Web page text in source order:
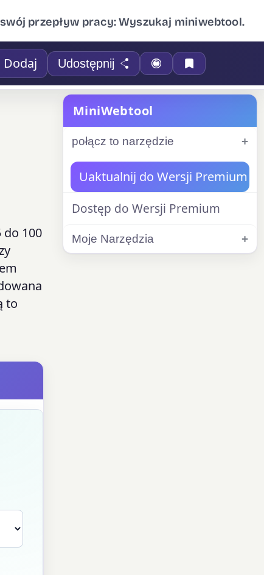
przepływ pracy: Wyszukaj miniwebtool.
Dodaj Udostępnij
do 100
to
MiniWebtool
połącz to narzędzie
Uaktualnij do Wersji Premium
Dostęp do Wersji Premium
Moje Narzędzia